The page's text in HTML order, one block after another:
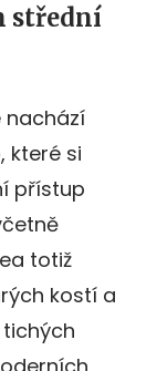
střední
nachází
, které si
přístup
totiž
kostí a